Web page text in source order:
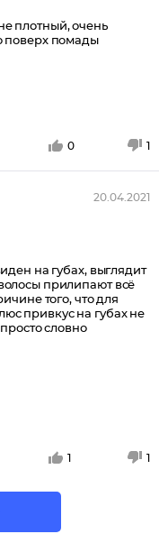
плотный, очень
поверх помады
0 1
20.04.2021
на губах, выглядит
прилипают всё
того, что для
привкус на губах не
словно
1 1